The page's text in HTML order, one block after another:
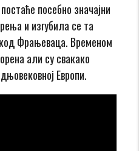
посебно значајни
и изгубила се та
Фрањеваца. Временом
али су свакако
Европи.